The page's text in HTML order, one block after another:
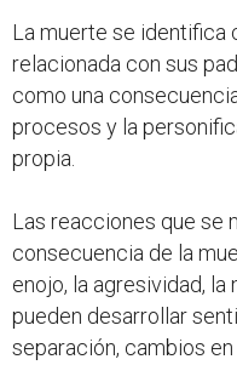
La muerte se identifica
relacionada con sus
como una
procesos y la
propia.
Las reacciones que se
consecuencia de la
enojo, la agresividad,
pueden desarrollar
separación, cambios